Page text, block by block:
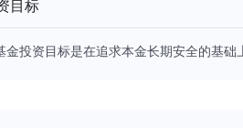
目标
金投资目标是在追求本金长期安全的基础